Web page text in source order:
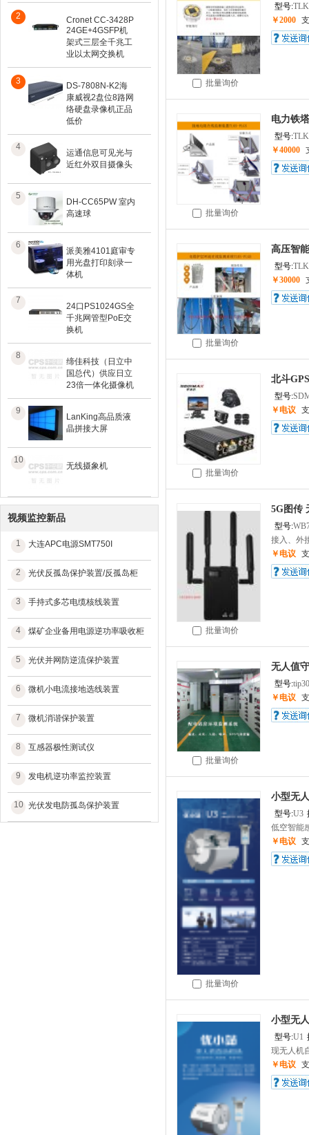
2
Cronet CC-3428P
24GE+4GSFP机
架式三层全千兆工
业以太网交换机
3
DS-7808N-K2海
康威视2盘位8路网
络硬盘录像机正品
低价
4
运通信息可见光与
近红外双目摄像头
5
DH-CC65PW 室内
高速球
6
派美雅4101庭审专
用光盘打印刻录一
体机
7
24口PS1024GS全
千兆网管型PoE交
换机
8
缔佳科技（日立中
国总代）供应日立
23倍一体化摄像机
9
LanKing高品质液
晶拼接大屏
10
无线摄象机
视频监控新品
1 大连APC电源SMT750I
2 光伏反孤岛保护装置/反孤岛柜
3 手持式多芯电缆核线装置
4 煤矿企业备用电源逆功率吸收柜
5 光伏并网防逆流保护装置
6 微机小电流接地选线装置
7 微机消谐保护装置
8 互感器极性测试仪
9 发电机逆功率监控装置
10 光伏发电防孤岛保护装置
批量询价
型号:
￥2000
批量询价
电力铁
型号:
￥40000
批量询价
高压智
型号:
￥30000
批量询价
北斗
型号:
￥电议
批量询价
5G图传​
型号:
接入、外
￥电议
批量询价
无人值
型号:
￥电议
批量询价
小型无
型号:U3
低空智能
￥电议
小型无
型号:U1
现无人机
￥电议